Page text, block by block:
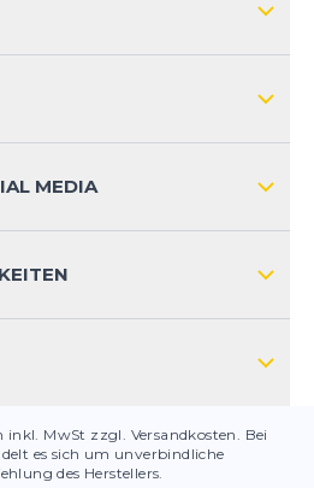
MEDIA
inkl. MwSt zzgl. Versandkosten. Bei
es sich um unverbindliche
des Herstellers.